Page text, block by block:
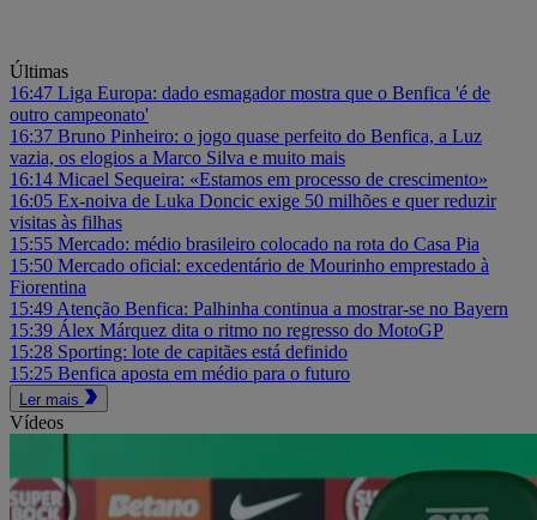
Últimas
16:47 Liga Europa: dado esmagador mostra que o Benfica 'é de
outro campeonato'
16:37 Bruno Pinheiro: o jogo quase perfeito do Benfica, a Luz
vazia, os elogios a Marco Silva e muito mais
16:14 Micael Sequeira: «Estamos em processo de crescimento»
16:05 Ex-noiva de Luka Doncic exige 50 milhões e quer reduzir
visitas às filhas
15:55 Mercado: médio brasileiro colocado na rota do Casa Pia
15:50 Mercado oficial: excedentário de Mourinho emprestado à
Fiorentina
15:49 Atenção Benfica: Palhinha continua a mostrar-se no Bayern
15:39 Álex Márquez dita o ritmo no regresso do MotoGP
15:28 Sporting: lote de capitães está definido
15:25 Benfica aposta em médio para o futuro
Ler mais
Vídeos